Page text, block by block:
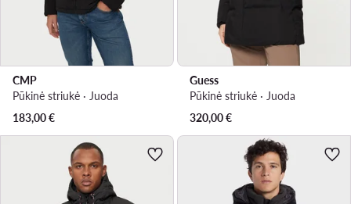
CMP
Pūkinė striukė · Juoda
183,00€
Guess
Pūkinė striukė · Juoda
320,00€